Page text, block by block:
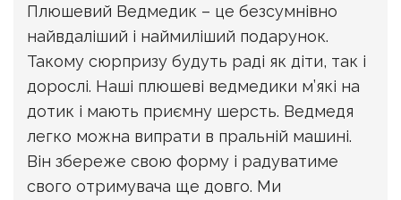
Плюшевий Ведмедик – це безсумнівно
найвдаліший і наймиліший подарунок.
Такому сюрпризу будуть раді як діти, так і
дорослі. Наші плюшеві ведмедики м’які на
дотик і мають приємну шерсть. Ведмедя
легко можна випрати в пральній машині.
Він збереже свою форму і радуватиме
свого отримувача ще довго. Ми